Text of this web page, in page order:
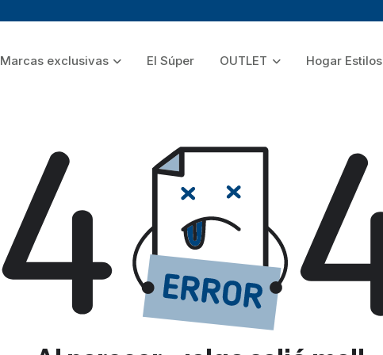
Marcas exclusivas El Súper OUTLET Hogar Estilos